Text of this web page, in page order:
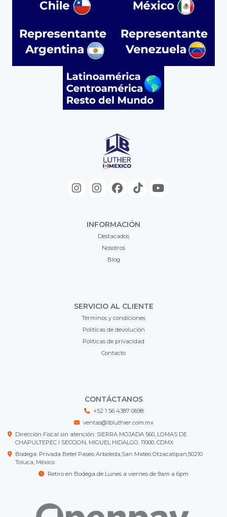
INFORMACIÓN
Destacados
Nosotros
Blog
SERVICIO AL CLIENTE
Términos y condiciones
Políticas de devolución
Políticas de privacidad
Contacto
CONTÁCTANOS
+52 1 56 4387 0698
ventas@lbluthier.com.mx
Dirección Fiscal sin atención: SIERRA MOJADA 560, LOMAS DE
CHAPULTEPEC I SECCION, MIGUEL HIDALGO, 11000, CDMX
Bodega: Privada Betel Paseo Arboleda,San Mateo Otzacatipan,50210
Toluca, México
Retiro en Bodega de Lunes a viernes de 9am a 6pm